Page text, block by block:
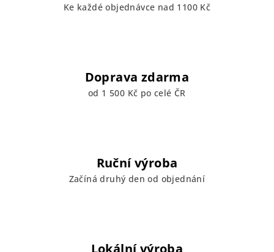
Ke každé objednávce nad 1100 Kč
Doprava zdarma
od 1 500 Kč po celé ČR
Ruční výroba
Začíná druhý den od objednání
Lokální výroba